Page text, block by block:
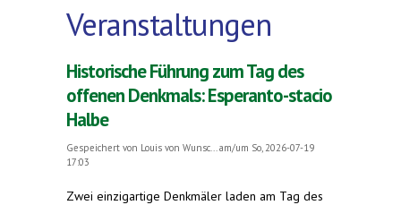
Veranstaltungen
Historische Führung zum Tag des
offenen Denkmals: Esperanto-stacio
Halbe
Gespeichert von Louis von Wunsc...
am/um So, 2026-07-19
17:03
Zwei einzigartige Denkmäler laden am Tag des